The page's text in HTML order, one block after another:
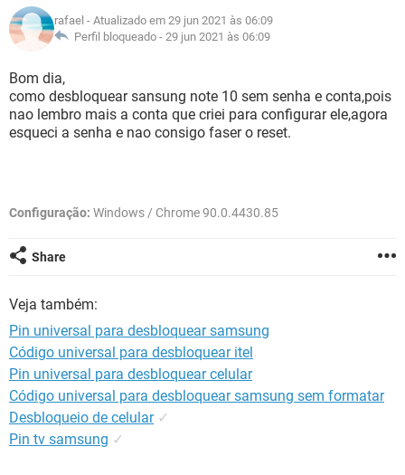
GUIA DE COMPRAS
INSTAGRAM GMAIL
CELULAR
OUTLOOK EXCEL
INSTAGRAM
GUIA DE COMPRAS
JOGOS WHATSAPP
OUTLOOK
INSTAGRAM GMAIL
GLOSSÁRIO
JOGOS
CELULAR FACEBOOK
OUTLOOK EXCEL
rafael - Atualizado em 29 jun 2021 às 06:09
Perfil bloqueado - 29 jun 2021 às 06:09
Bom dia,
como desbloquear sansung note 10 sem senha e conta,pois
nao lembro mais a conta que criei para configurar ele,agora
esqueci a senha e nao consigo faser o reset.
Configuração: Windows / Chrome 90.0.4430.85
Share
Veja também:
Pin universal para desbloquear samsung
Código universal para desbloquear itel
Pin universal para desbloquear celular
Código universal para desbloquear samsung sem formatar
Desbloqueio de celular ✓
Pin tv samsung ✓